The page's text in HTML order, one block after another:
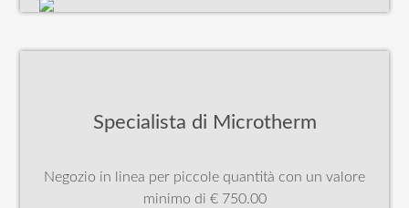
Specialista di Microtherm
Negozio in linea per piccole quantità con un valore
minimo di € 750.00